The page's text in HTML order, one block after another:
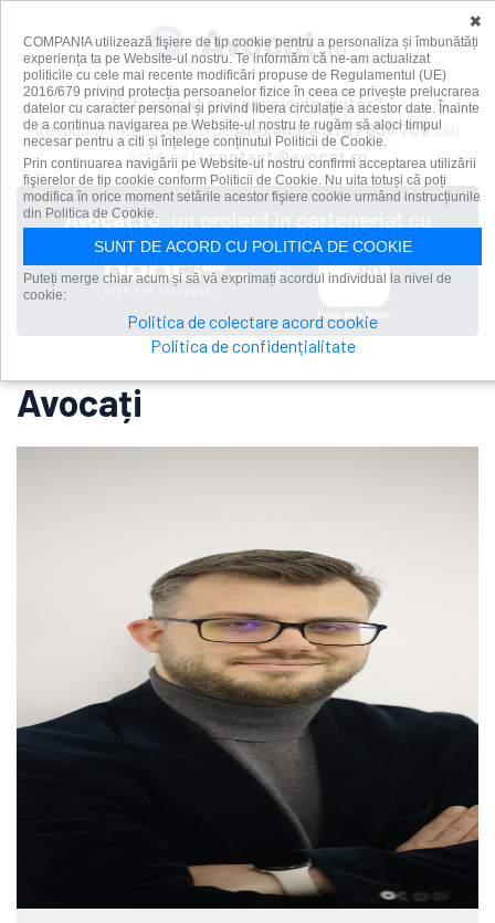
Ești avocat și ai nevoie de ajutor?
Te rugăm contacteaz-o peAlexandra0787 636 708sau
scrie-ne lacontact@avocat.ro
Avocat.ro
și
Avocați
×
COMPANIA utilizează fişiere de tip cookie pentru a personaliza și îmbunătăți
experiența ta pe Website-ul nostru. Te informăm că ne-am actualizat
politicile cu cele mai recente modificări propuse de Regulamentul (UE)
2016/679 privind protecția persoanelor fizice în ceea ce privește prelucrarea
datelor cu caracter personal și privind libera circulație a acestor date. Înainte
de a continua navigarea pe Website-ul nostru te rugăm să aloci timpul
necesar pentru a citi și înțelege conținutul Politicii de Cookie.
Prin continuarea navigării pe Website-ul nostru confirmi acceptarea utilizării
fişierelor de tip cookie conform Politicii de Cookie. Nu uita totuși că poți
modifica în orice moment setările acestor fişiere cookie urmând instrucțiunile
din Politica de Cookie.
SUNT DE ACORD CU POLITICA DE COOKIE
Puteți merge chiar acum și să vă exprimați acordul individual la nivel de
cookie:
Politica de colectare acord cookie
Politica de confidențialitate